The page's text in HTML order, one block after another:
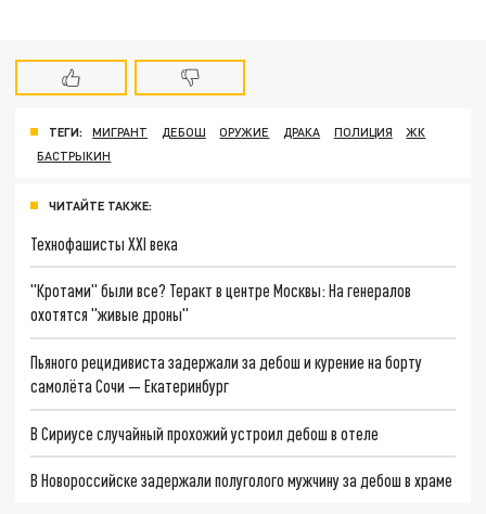
ТЕГИ: МИГРАНТ ДЕБОШ ОРУЖИЕ ДРАКА ПОЛИЦИЯ
ЖК
БАСТРЫКИН
ЧИТАЙТЕ ТАКЖЕ:
Технофашисты XXI века
"Кротами" были все? Теракт в центре Москвы: На генералов
охотятся "живые дроны"
Пьяного рецидивиста задержали за дебош и курение на борту
самолёта Сочи — Екатеринбург
В Сириусе случайный прохожий устроил дебош в отеле
В Новороссийске задержали полуголого мужчину за дебош в храме